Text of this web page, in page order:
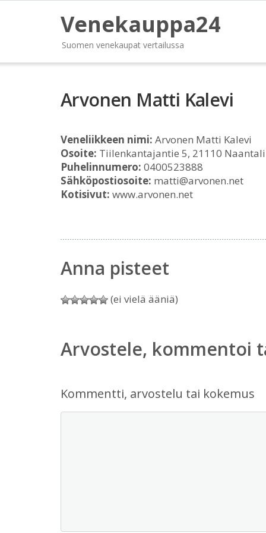
Venekauppa24
Suomen venekaupat vertailussa
Arvonen Matti Kalevi
Veneliikkeen nimi: Arvonen Matti Kalevi
Osoite: Tiilenkantajantie 5, 21110 Naantali
Puhelinnumero: 0400523888
Sähköpostiosoite: matti@arvonen.net
Kotisivut: www.arvonen.net
Anna pisteet
(ei vielä ääniä)
Arvostele, kommentoi
Kommentti, arvostelu tai kokemus